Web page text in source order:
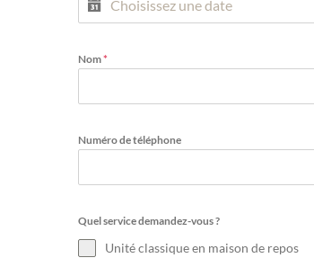
Nom*
Numéro de téléphone
Quel service demandez-vous ?
Unité classique en maison de repos